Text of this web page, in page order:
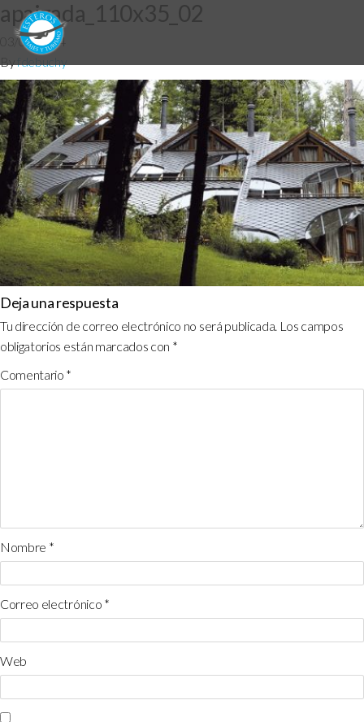
apaizada_110x35_02
03/06/2014
Byfdebuchy
Deja una respuesta
Tu dirección de correo electrónico no será publicada. Los campos
obligatorios están marcados con *
Comentario *
Nombre *
Correo electrónico *
Web